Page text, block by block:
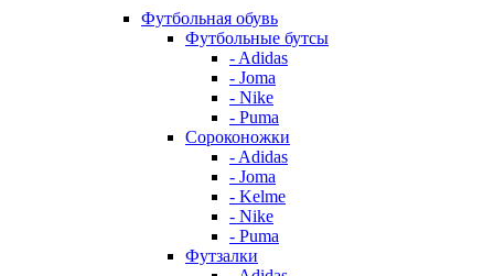
Футбольная обувь
Футбольные бутсы
- Adidas
- Joma
- Nike
- Puma
Сороконожки
- Adidas
- Joma
- Kelme
- Nike
- Puma
Футзалки